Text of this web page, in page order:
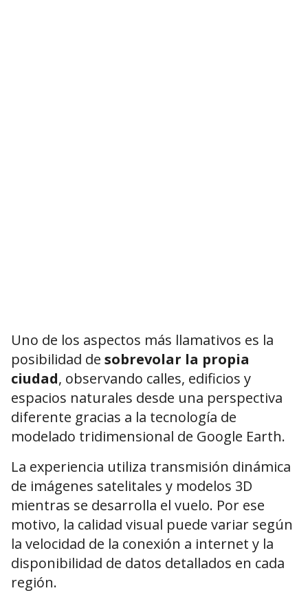
Uno de los aspectos más llamativos es la
posibilidad de sobrevolar la propia
ciudad, observando calles, edificios y
espacios naturales desde una perspectiva
diferente gracias a la tecnología de
modelado tridimensional de Google Earth.
La experiencia utiliza transmisión dinámica
de imágenes satelitales y modelos 3D
mientras se desarrolla el vuelo. Por ese
motivo, la calidad visual puede variar según
la velocidad de la conexión a internet y la
disponibilidad de datos detallados en cada
región.